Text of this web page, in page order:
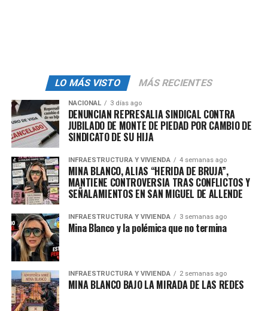
Artículo 270. Se impondrá prisión de seis meses a cuatro
años y de cincuenta a quinientos días multa, al servidor
público que:
Disponga o distraiga de su objeto, dinero, valores,
inmuebles o cualquier otra cosa, si los hubiere
recibido por razón de su cargo; o
Indebidamente utilice fondos públicos, con el
objeto de promover la imagen política o social de
su persona, de su superior jerárquico o de un
tercero, o a fin de denigrar a cualquier persona.
Cuando el monto o valor exceda de quinientas veces el
valor diario de la Unidad de Medida y Actualización, se
impondrán prisión de cuatro a doce años y de quinientos
a dos mil días multa.
LO MÁS VISTO MÁS RECIENTES
NACIONAL 3 días ago
DENUNCIAN REPRESALIA SINDICAL CONTRA
JUBILADO DE MONTE DE PIEDAD POR CAMBIO DE
SINDICATO DE SU HIJA
INFRAESTRUCTURA Y VIVIENDA 4 semanas ago
MINA BLANCO, ALIAS “HERIDA DE BRUJA”,
MANTIENE CONTROVERSIA TRAS CONFLICTOS Y
SEÑALAMIENTOS EN SAN MIGUEL DE ALLENDE
INFRAESTRUCTURA Y VIVIENDA 3 semanas ago
Mina Blanco y la polémica que no termina
INFRAESTRUCTURA Y VIVIENDA 2 semanas ago
MINA BLANCO BAJO LA MIRADA DE LAS REDES